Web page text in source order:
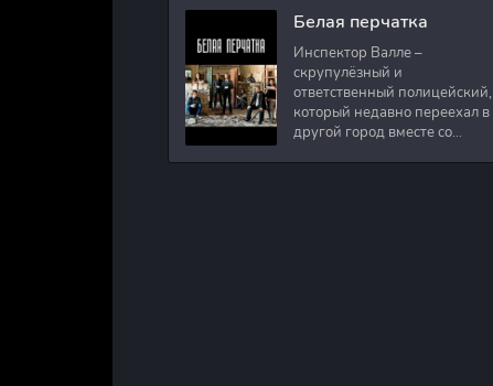
оператор и интервьюер,
Белая перчатка
Инспектор Валле –
скрупулёзный и
ответственный полицейский,
который недавно переехал в
другой город вместе со